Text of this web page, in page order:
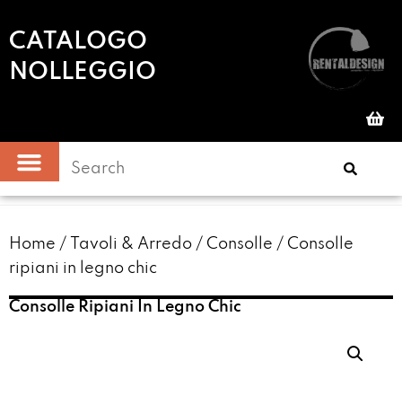
CATALOGO
NOLLEGGIO
Home / Tavoli & Arredo / Consolle / Consolle
ripiani in legno chic
Consolle Ripiani In Legno Chic